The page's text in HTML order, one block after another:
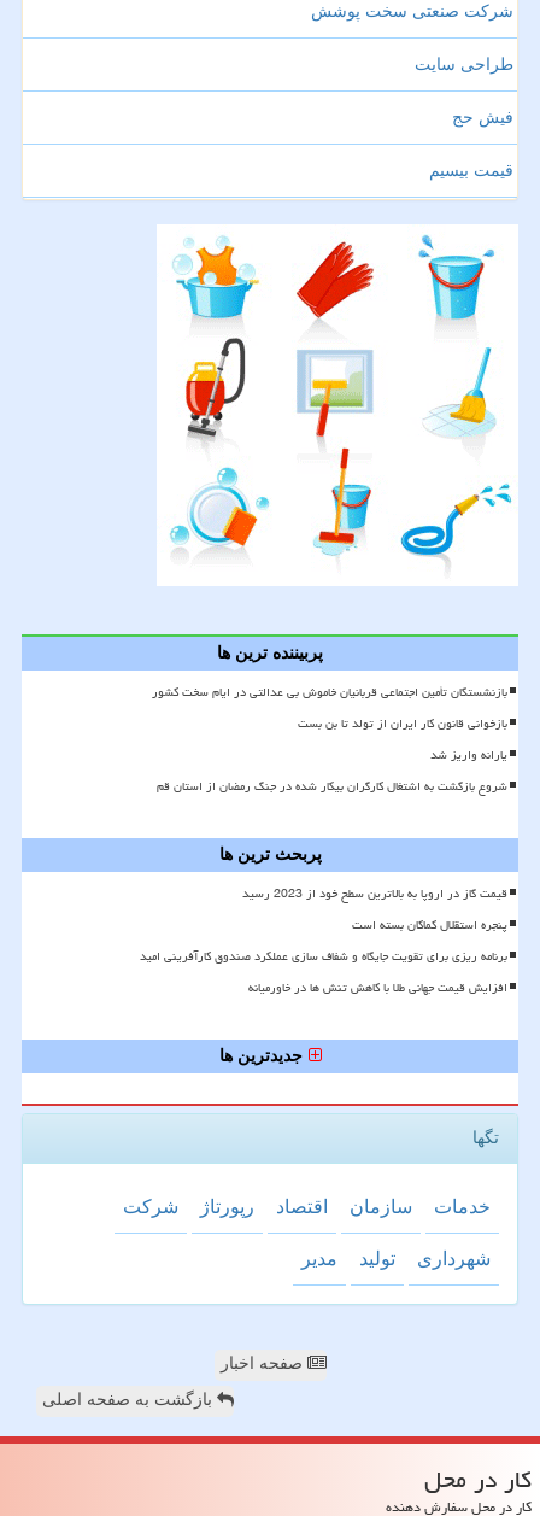
شرکت صنعتی سخت پوشش
طراحی سایت
فیش حج
قیمت بیسیم
پربیننده ترین ها
بازنشستگان تأمین اجتماعی قربانیان خاموش بی عدالتی در ایام سخت کشور
بازخوانی قانون کار ایران از تولد تا بن بست
یارانه واریز شد
شروع بازگشت به اشتغال کارگران بیکار شده در جنگ رمضان از استان قم
پربحث ترین ها
قیمت گاز در اروپا به بالاترین سطح خود از 2023 رسید
پنجره استقلال کماکان بسته است
برنامه ریزی برای تقویت جایگاه و شفاف سازی عملکرد صندوق کارآفرینی امید
افزایش قیمت جهانی طلا با کاهش تنش ها در خاورمیانه
جدیدترین ها
تگها
خدمات سازمان اقتصاد رپورتاژ شركت
شهرداری تولید مدیر
صفحه اخبار
بازگشت به صفحه اصلی
كار در محل
کار در محل سفارش دهنده